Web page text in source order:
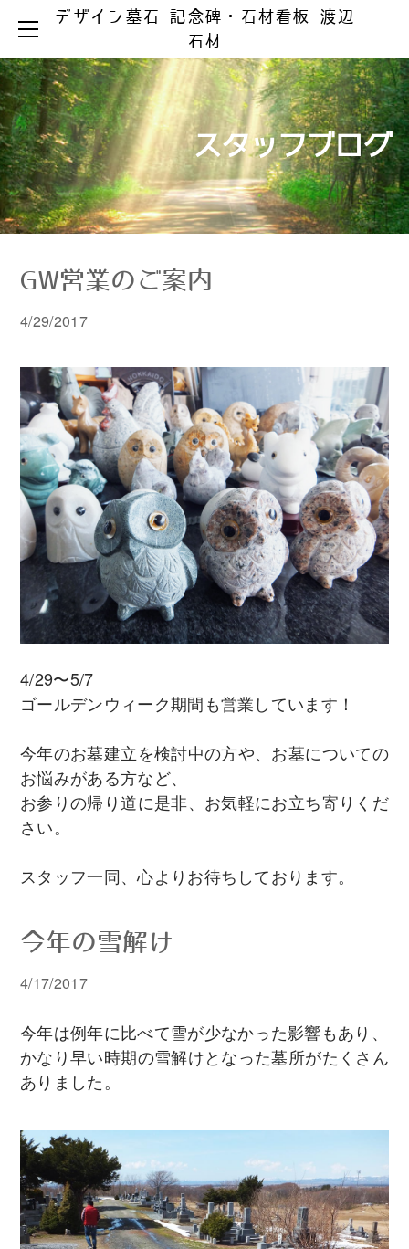
デザイン墓石 記念碑・石材看板 渡辺
石材
スタッフブログ
GW営業のご案内
4/29/2017
4/29〜5/7
ゴールデンウィーク期間も営業しています！
今年のお墓建立を検討中の方や、お墓についての
お悩みがある方など、
お参りの帰り道に是非、お気軽にお立ち寄りくだ
さい。
スタッフ一同、心よりお待ちしております。
今年の雪解け
4/17/2017
今年は例年に比べて雪が少なかった影響もあり、
かなり早い時期の雪解けとなった墓所がたくさん
ありました。
HOME
お墓ができるまで
お墓の知識
お手入れとマナー
製品ラインアップ
デザイン墓石
和型墓石
洋型・和洋型墓石
彫刻・石材看板
お墓のリフォーム
リフォーム事例集
器具の取替え
文字の色入れ
メジ補修・積替え
クリーニング
墓 誌
墓じまい
納骨の仕方
会社案内
霊園情報
お問い合わせ
お問い合わせ（字彫り）
スタッフブログ